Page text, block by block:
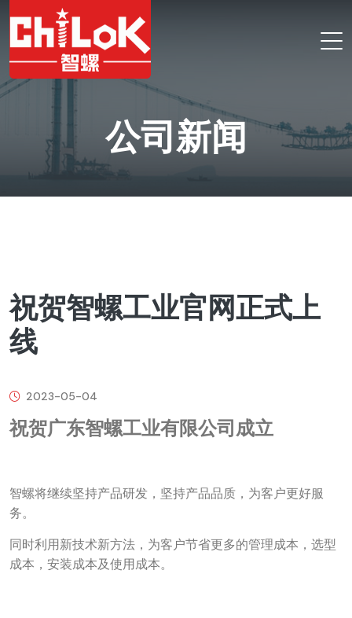
公司新闻
祝贺智螺工业官网正式上
线
2023-05-04
祝贺广东智螺工业有限公司成立
智螺将继续坚持产品研发，坚持产品品质，为客户更好服
务。
同时利用新技术新方法，为客户节省更多的管理成本，选型
成本，安装成本及使用成本。